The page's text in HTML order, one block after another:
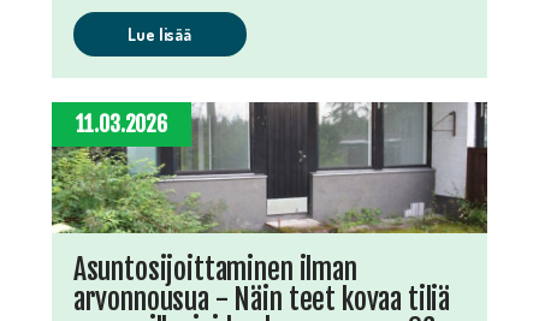
Lue lisää
11.03.2026
Asuntosijoittaminen ilman
arvonnousua - Näin teet kovaa tiliä